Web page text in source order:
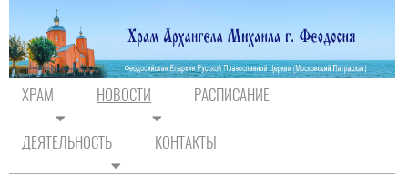
ХРАМ НОВОСТИ РАСПИСАНИЕ
ДЕЯТЕЛЬНОСТЬ КОНТАКТЫ